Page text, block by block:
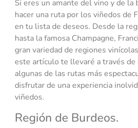
Si eres un amante del vino y de la
hacer una ruta por los viñedos de
en tu lista de deseos. Desde la
hasta la famosa Champagne,
gran variedad de regiones
este artículo te llevaré a través
algunas de las rutas más
disfrutar de una experiencia
viñedos.
Región de Burdeos.